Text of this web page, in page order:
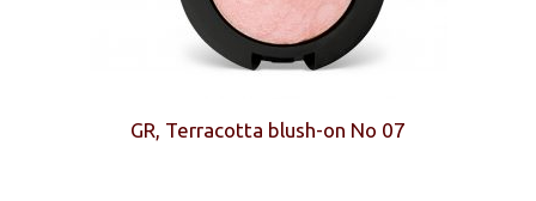
GR, Terracotta blush-on No 07